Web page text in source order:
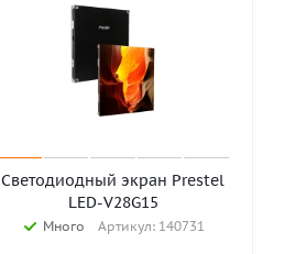
Светодиодный экран Prestel
LED-V28G15
Много Артикул: 140731